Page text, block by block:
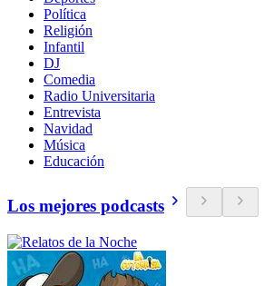
Política
Religión
Infantil
DJ
Comedia
Radio Universitaria
Entrevista
Navidad
Música
Educación
Los mejores podcasts